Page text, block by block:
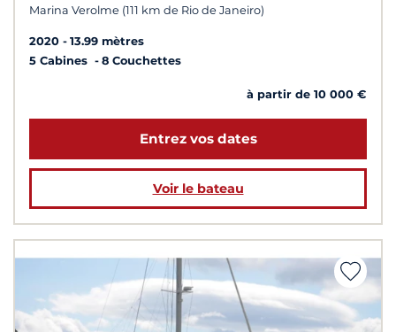
Marina Verolme (111 km de Rio de Janeiro)
2020
13.99 mètres
5 Cabines
8 Couchettes
à partir de 10 000 €
Entrez vos dates
Voir le bateau